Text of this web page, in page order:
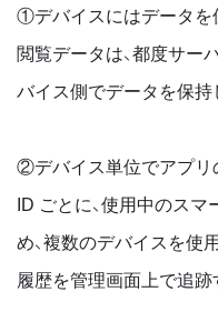
①デバイスにはデータを
閲覧データは、都度サー
バイス側でデータを保持
②デバイス単位でアプリ
ID ごとに、使⽤中のス
め、複数のデバイスを使
履歴を管理画⾯上で追跡